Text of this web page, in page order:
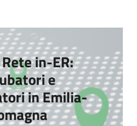
in-ER:
e
in Emilia-